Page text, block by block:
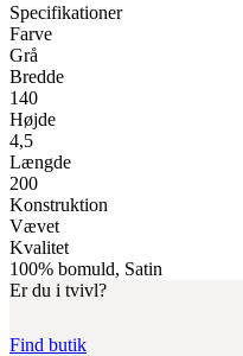
Specifikationer
Farve
Grå
Bredde
140
Højde
4,5
Længde
200
Konstruktion
Vævet
Kvalitet
100% bomuld, Satin
Er du i tvivl?
Find butik